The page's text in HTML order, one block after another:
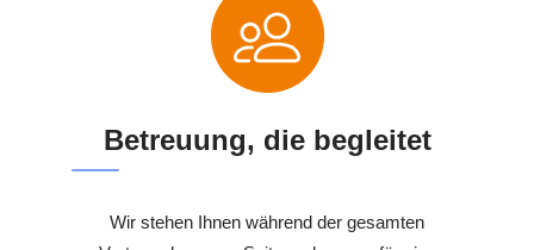
Betreuung, die begleitet
Wir stehen Ihnen während der gesamten